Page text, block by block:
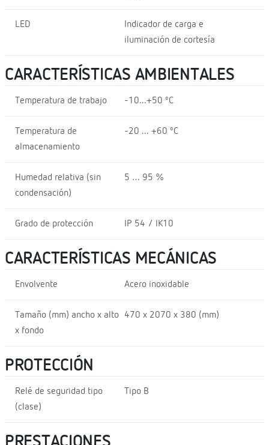
LED
Indicador de carga e
iluminación de cortesía
CARACTERÍSTICAS AMBIENTALES
Temperatura de trabajo -10...+50 ºC
Temperatura de
almacenamiento
-20 ... +60 ºC
Humedad relativa (sin
condensación)
5 … 95 %
Grado de protección IP 54 / IK10
CARACTERÍSTICAS MECÁNICAS
Envolvente Acero inoxidable
Tamaño (mm) ancho x alto
x fondo
470 x 2070 x 380 (mm)
PROTECCIÓN
Relé de seguridad tipo
(clase)
Tipo B